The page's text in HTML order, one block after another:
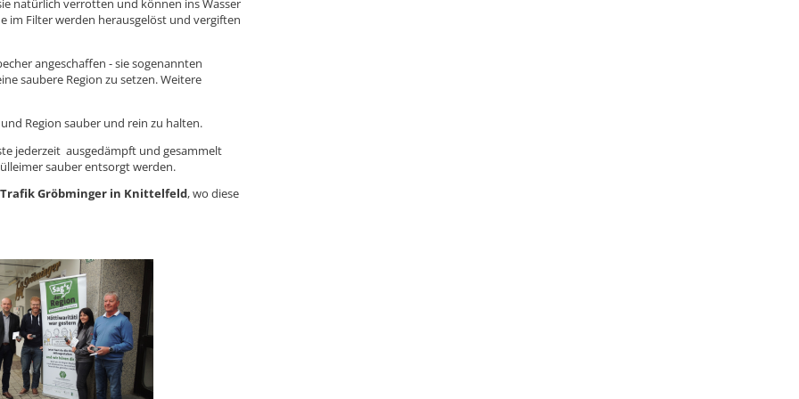
natürlich verrotten und können ins Wasser
im Filter werden herausgelöst und vergiften
angeschaffen - sie sogenannten
saubere Region zu setzen. Weitere
Region sauber und rein zu halten.
jederzeit ausgedämpft und gesammelt
sauber entsorgt werden.
Gröbminger in Knittelfeld, wo diese